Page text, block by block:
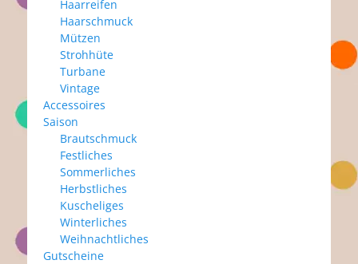
Haarreifen
Haarschmuck
Mützen
Strohhüte
Turbane
Vintage
Accessoires
Saison
Brautschmuck
Festliches
Sommerliches
Herbstliches
Kuscheliges
Winterliches
Weihnachtliches
Gutscheine